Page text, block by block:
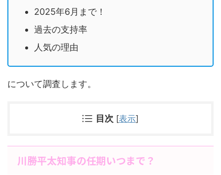
2025年6月まで！
過去の支持率
人気の理由
について調査します。
目次 [表示]
川勝平太知事の任期いつまで？